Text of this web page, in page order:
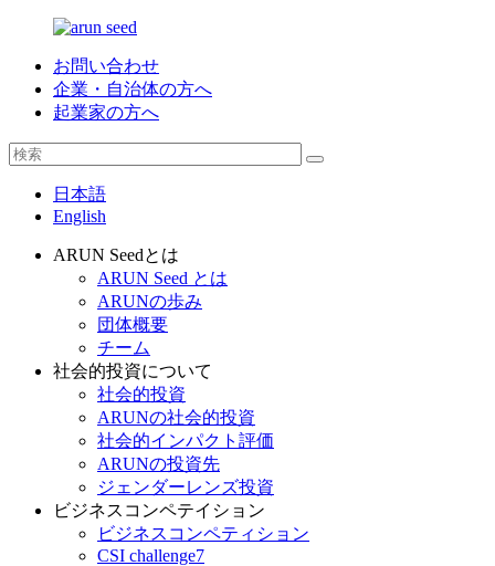
お問い合わせ
企業・自治体の方へ
起業家の方へ
日本語
English
ARUN Seedとは
ARUN Seed とは
ARUNの歩み
団体概要
チーム
社会的投資について
社会的投資
ARUNの社会的投資
社会的インパクト評価
ARUNの投資先
ジェンダーレンズ投資
ビジネスコンペテイション
ビジネスコンペティション
CSI challenge7